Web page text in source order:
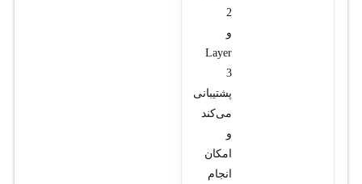
2
و
Layer
3
پشتیبانی
می‌کند
و
امکان
انجام